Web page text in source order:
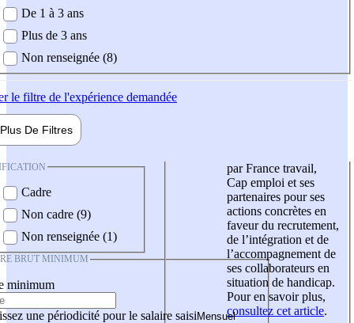
De 1 à 3 ans
Plus de 3 ans
Non renseignée (8)
le filtre de l'expérience demandée
Plus De Filtres
Cadre
Non cadre (9)
Non renseignée (1)
BRUT MINIMUM
minimum
une périodicité pour le salaire saisi
par France travail,
Cap emploi et ses
partenaires pour ses
actions concrètes en
faveur du recrutement,
de l’intégration et de
l’accompagnement de
ses collaborateurs en
situation de handicap.
Pour en savoir plus,
consultez cet article.